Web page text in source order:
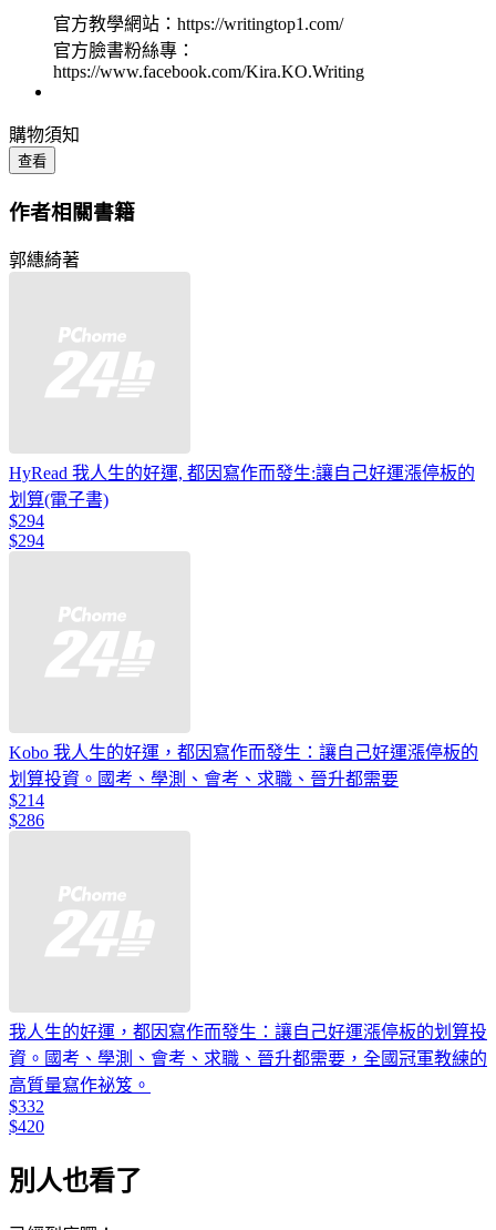
官方教學網站：https://writingtop1.com/
官方臉書粉絲專：
https://www.facebook.com/Kira.KO.Writing
購物須知
查看
作者相關書籍
郭繐綺著
HyRead 我人生的好運, 都因寫作而發生:讓自己好運漲停板的
划算(電子書)
$294
$294
Kobo 我人生的好運，都因寫作而發生：讓自己好運漲停板的
划算投資。國考、學測、會考、求職、晉升都需要
$214
$286
我人生的好運，都因寫作而發生：讓自己好運漲停板的划算投
資。國考、學測、會考、求職、晉升都需要，全國冠軍教練的
高質量寫作祕笈。
$332
$420
別人也看了